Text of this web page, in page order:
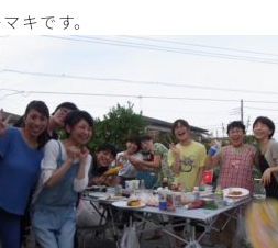
キです。